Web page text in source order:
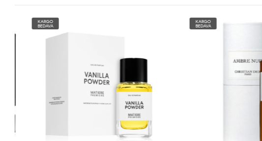
KARGO
BEDAVA
KARGO
BEDAVA